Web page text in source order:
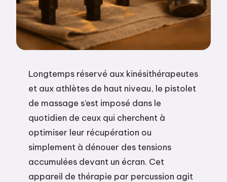
Longtemps réservé aux kinésithérapeutes
et aux athlètes de haut niveau, le pistolet
de massage s’est imposé dans le
quotidien de ceux qui cherchent à
optimiser leur récupération ou
simplement à dénouer des tensions
accumulées devant un écran. Cet
appareil de thérapie par percussion agit